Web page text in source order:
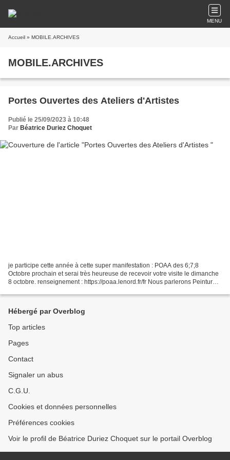
MENU
Accueil » MOBILE.ARCHIVES
MOBILE.ARCHIVES
Portes Ouvertes des Ateliers d'Artistes
Publié le 25/09/2023 à 10:48
Par Béatrice Duriez Choquet
je participe cette année à cette super manifestation : POAA des 6;7;8
Octobre prochain et serai très heureuse de recevoir votre visite le dimanche
8 octobre. renseignement : https://poaa.lenord.fr/fr Nous parlerons Peinture
Hébergé par Overblog
Top articles
Pages
Contact
Signaler un abus
C.G.U.
Cookies et données personnelles
Préférences cookies
Voir le profil de Béatrice Duriez Choquet sur le portail Overblog